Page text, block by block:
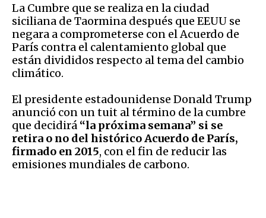
La Cumbre que se realiza en la ciudad
siciliana de Taormina después que EEUU se
negara a comprometerse con el Acuerdo de
París contra el calentamiento global que
están divididos respecto al tema del cambio
climático.
El presidente estadounidense Donald Trump
anunció con un tuit al término de la cumbre
que decidirá “la próxima semana” si se
retira o no del histórico Acuerdo de París,
firmado en 2015, con el fin de reducir las
emisiones mundiales de carbono.